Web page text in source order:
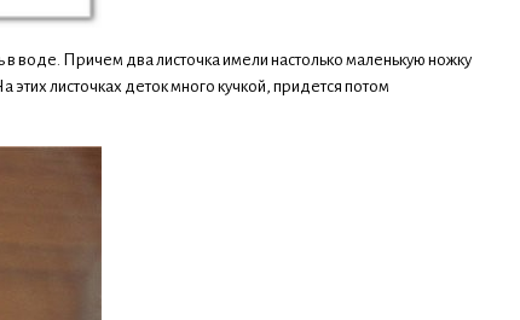
в воде. Причем два листочка имели настолько маленькую ножку
этих листочках деток много кучкой, придется потом